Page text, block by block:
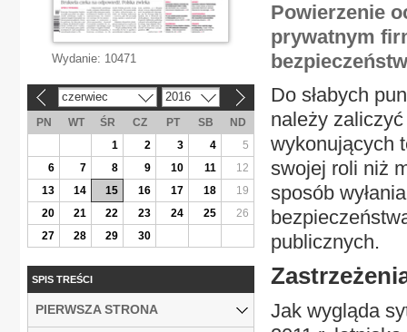
Powierzenie
prywatnym
Do słabych
należy
wykonujących
swojej roli niż
sposób
publicznych.
Jak wygląda
Wydanie: 10471
czerwiec 2016
PN WT ŚR CZ PT SB
ND
1
2 3 4
5
6
7 8 9 10 11
12
13
14 15 16 17 18
19
20
21 22 23 24 25
26
27
28 29 30
SPIS TREŚCI
PIERWSZA STRONA